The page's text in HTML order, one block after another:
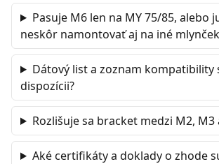
Pasuje M6 len na MY 75/85, alebo
neskôr namontovať aj na iné
Dátový list a zoznam kompatibility
dispozícii?
Rozlišuje sa bracket medzi M2, M3
Aké certifikáty a doklady o zhode